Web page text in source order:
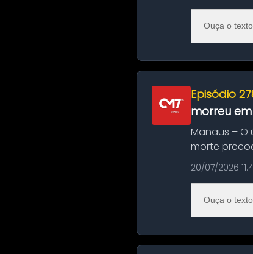
Ouça o texto
Episódio
morreu
Manaus –
morte
típico café
20/07/2026
Ouça o texto